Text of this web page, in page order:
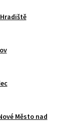
Město nad